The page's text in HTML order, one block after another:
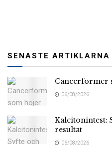
SENASTE ARTIKLARNA
Cancerformer
06/08/2026
Kalcitonintest:
resultat
06/08/2026